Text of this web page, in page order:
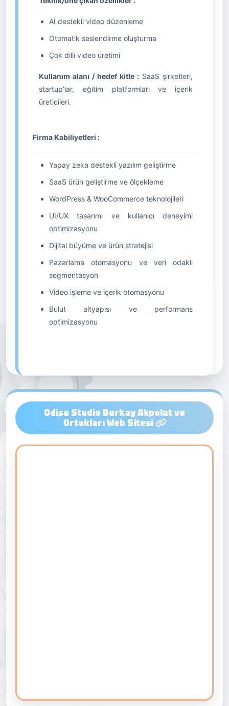
AI destekli video düzenleme
Otomatik seslendirme oluşturma
Çok dilli video üretimi
Kullanım alanı / hedef kitle : SaaS şirketleri,
startup’lar, eğitim platformları ve içerik
üreticileri.
Firma Kabiliyetleri :
Yapay zeka destekli yazılım geliştirme
SaaS ürün geliştirme ve ölçekleme
WordPress & WooCommerce teknolojileri
UI/UX tasarımı ve kullanıcı deneyimi
optimizasyonu
Dijital büyüme ve ürün stratejisi
Pazarlama otomasyonu ve veri odaklı
segmentasyon
Video işleme ve içerik otomasyonu
Bulut altyapısı ve performans
optimizasyonu
Odise Studio Berkay Akpolat ve
Ortakları Web Sitesi